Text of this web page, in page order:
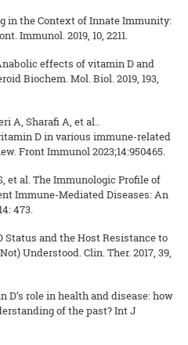
in the Context of Innate Immunity:
Immunol. 2019, 10, 2211.
effects of vitamin D and
Biochem. Mol. Biol. 2019, 193,
A, Sharafi A, et al..
D in various immune-related
Front Immunol 2023;14:950465.
et al. The Immunologic Profile of
Immune-Mediated Diseases: An
473.
Status and the Host Resistance to
Understood. Clin. Ther. 2017, 39,
D’s role in health and disease: how
of the past? Int J